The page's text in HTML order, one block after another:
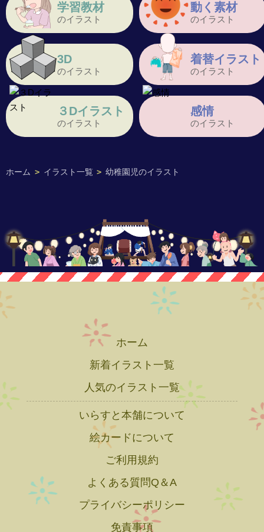
ホーム > イラスト一覧 > 幼稚園児のイラスト
学習教材
のイラスト
動く素材
のイラスト
3D
のイラスト
着替イラスト
のイラスト
３Dイラスト
のイラスト
感情
のイラスト
ホーム
新着イラスト一覧
人気のイラスト一覧
いらすと本舗について
絵カードについて
ご利用規約
よくある質問Q＆A
プライバシーポリシー
免責事項